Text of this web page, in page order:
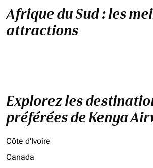
Afrique du Sud : les
attractions
Explorez les
préférées de Kenya
Côte d'Ivoire
Canada